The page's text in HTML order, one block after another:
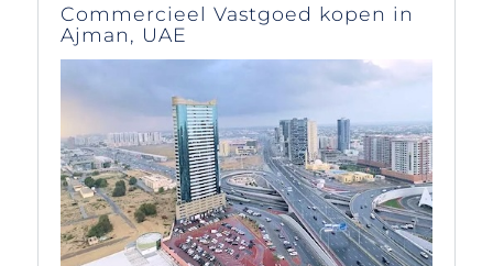
weekends or
evenings.
Commercieel Vastgoed kopen in
Ajman, UAE